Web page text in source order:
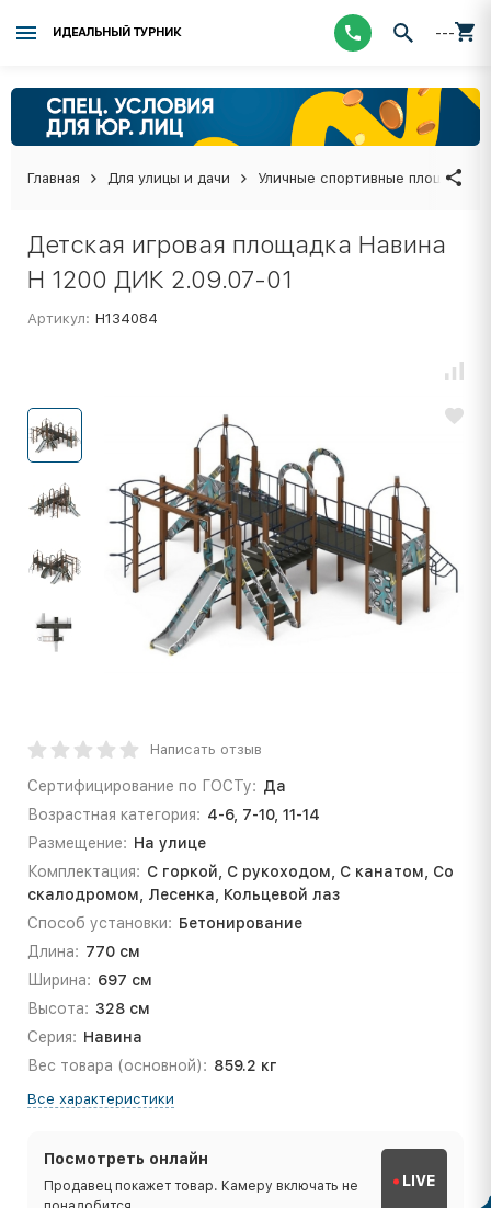
ИДЕАЛЬНЫЙ ТУРНИК ---
Главная Для улицы и дачи Уличные спортивные площадки
Детская игровая площадка Навина
Н 1200 ДИК 2.09.07-01
Артикул: Н134084
Написать отзыв
Сертифицирование по ГОСТу: Да
Возрастная категория: 4-6, 7-10, 11-14
Размещение: На улице
Комплектация: С горкой, С рукоходом, С канатом, Со
скалодромом, Лесенка, Кольцевой лаз
Способ установки: Бетонирование
Длина: 770 см
Ширина: 697 см
Высота: 328 см
Серия: Навина
Вес товара (основной): 859.2 кг
Все характеристики
Посмотреть онлайн
Продавец покажет товар. Камеру включать не
LIVE